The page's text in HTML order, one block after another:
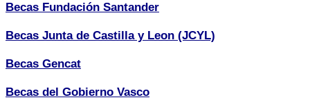
Becas Fundación Santander
Becas Junta de Castilla y Leon (JCYL)
Becas Gencat
Becas del Gobierno Vasco